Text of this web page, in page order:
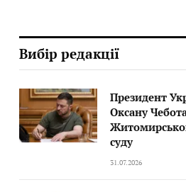
Вибір редакції
Президент
Оксану
суду
31.07.2026